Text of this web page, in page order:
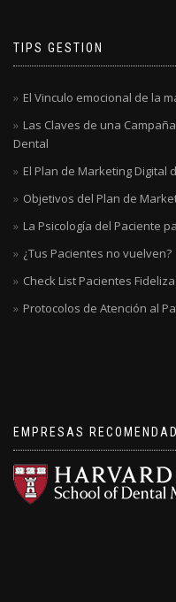
TIPS GESTION
El Vinculo emocional de la
Las Claves de una
Dental
El Plan de Marketing Digital
Objetivos del Plan de
La Psicología del Paciente
¿Tus Pacientes no vuelven?
Check List Pacientes
Protocolos de Atención al
EMPRESAS